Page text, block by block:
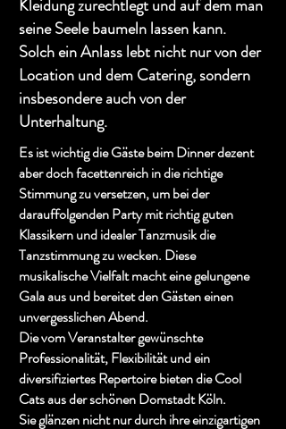
Kleidung zurechtlegt und auf dem man
seine Seele baumeln lassen kann.
Solch ein Anlass lebt nicht nur von der
Location und dem Catering, sondern
insbesondere auch von der
Unterhaltung.
Es ist wichtig die Gäste beim Dinner dezent
aber doch facettenreich in die richtige
Stimmung zu versetzen, um bei der
darauffolgenden Party mit richtig guten
Klassikern und idealer Tanzmusik die
Tanzstimmung zu wecken. Diese
musikalische Vielfalt macht eine gelungene
Gala aus und bereitet den Gästen einen
unvergesslichen Abend.
Die vom Veranstalter gewünschte
Professionalität, Flexibilität und ein
diversifiziertes Repertoire bieten die Cool
Cats aus der schönen Domstadt Köln.
Sie glänzen nicht nur durch ihre einzigartigen